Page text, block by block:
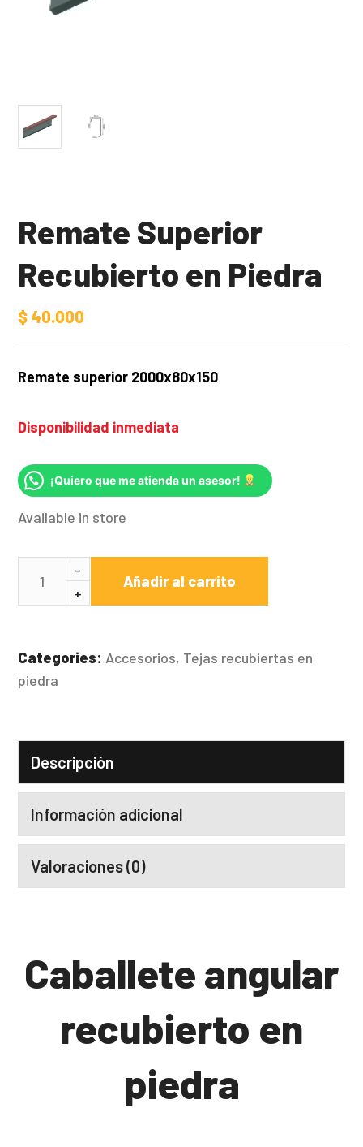
Remate Superior
Recubierto en Piedra
$ 40.000
Remate superior 2000x80x150
Disponibilidad inmediata
¡Quiero que me atienda un asesor!
Available in store
Añadir al carrito
Categories: Accesorios, Tejas recubiertas en
piedra
Descripción
Información adicional
Valoraciones (0)
Caballete angular
recubierto en
piedra